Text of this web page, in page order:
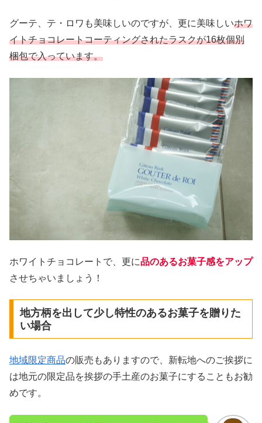
グーテ、テ・ロワも美味しいのですが、更に美味しいホワ
イトチョコレートコーティングされたラスクが16枚個別
梱包で入っています。
ホワイトチョコレートで、更に品のあるお菓子感をアップ
させちゃいましょう！
地方柄を出して少し特性のあるお菓子を贈りた
い場合
地域限定商品の販売もありますので、新転地へのご挨拶に
は地元の限定品を挨拶の手土産のお菓子にすることもお勧
めです。